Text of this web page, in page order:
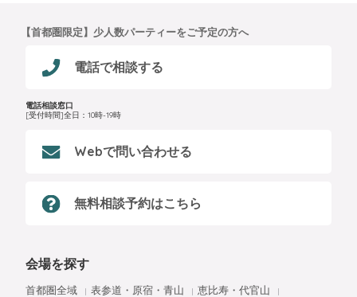
【首都圏限定】少人数パーティーをご予定の方へ
電話で相談する
電話相談窓口
[受付時間]全日：10時-19時
Webで問い合わせる
無料相談予約はこちら
会場を探す
首都圏全域 表参道・原宿・青山
恵比寿・代官山